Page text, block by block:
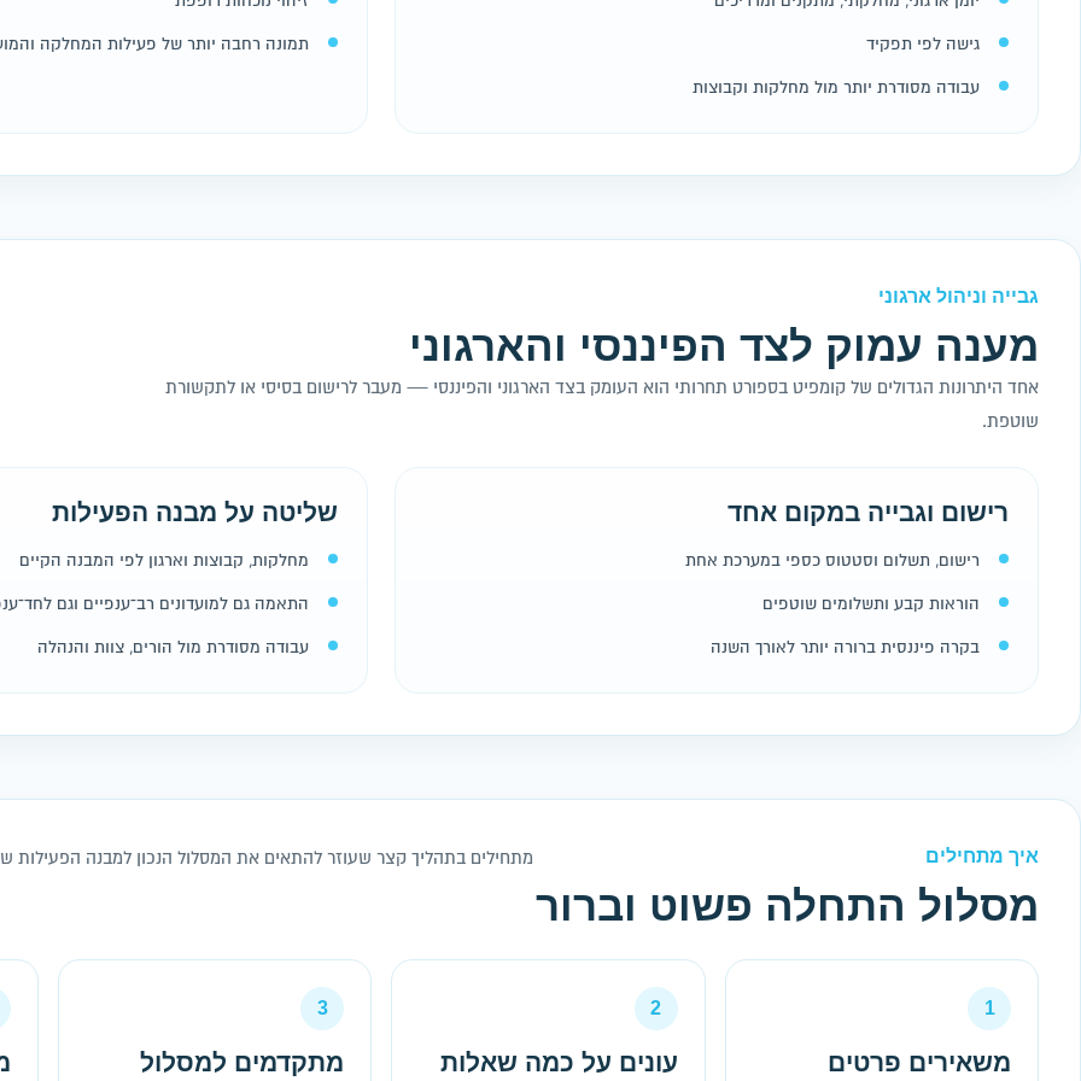
גישה לפי תפקיד
עבודה מסודרת יותר מול מחלקות וקבוצות
תמונה רחבה יותר של פעילות המחלקה
גבייה וניהול ארגוני
מענה עמוק לצד הפיננסי והארגוני
אחד היתרונות הגדולים של קומפיט בספורט תחרותי הוא העומק בצד הארגוני והפיננסי — מעבר לרישום בסיסי או לתקשורת
שוטפת.
רישום וגבייה במקום אחד
רישום, תשלום וסטטוס כספי במערכת אחת
הוראות קבע ותשלומים שוטפים
בקרה פיננסית ברורה יותר לאורך השנה
שליטה על מבנה הפעילות
מחלקות, קבוצות וארגון לפי המבנה הקיים
התאמה גם למועדונים רב־ענפיים וגם
עבודה מסודרת מול הורים, צוות והנהלה
איך מתחילים
מסלול התחלה פשוט וברור
מתחילים בתהליך קצר שעוזר להתאים את המסלול הנכון למבנה הפעילות
1
משאירים פרטים
2
עונים על כמה שאלות
3
מתקדמים למסלול